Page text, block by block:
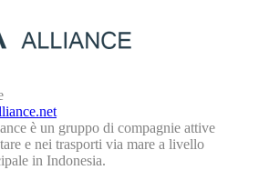
è un gruppo di compagnie attive
e nei trasporti via mare a livello
in Indonesia.